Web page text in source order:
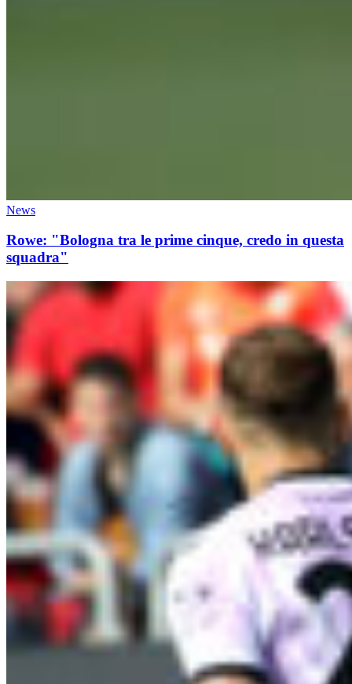
News
Rowe: "Bologna tra le prime cinque, credo in questa
squadra"